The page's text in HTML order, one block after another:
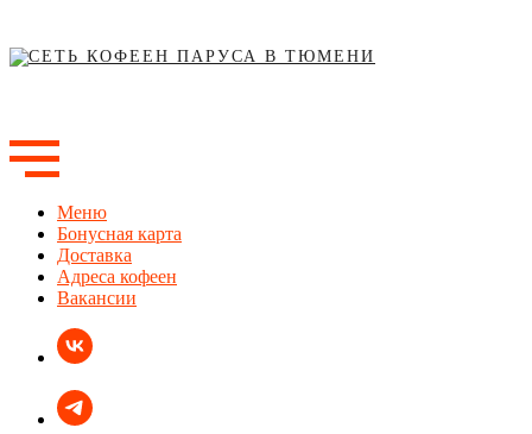
Меню
Бонусная карта
Доставка
Адреса кофеен
Вакансии